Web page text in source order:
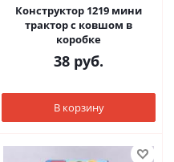
Конструктор 1219 мини
трактор с ковшом в
коробке
38 руб.
В корзину